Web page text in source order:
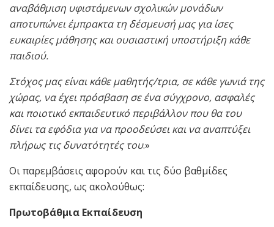
αναβάθμιση υφιστάμενων σχολικών μονάδων
αποτυπώνει έμπρακτα τη δέσμευσή μας για ίσες
ευκαιρίες μάθησης και ουσιαστική υποστήριξη κάθε
παιδιού.
Στόχος μας είναι κάθε μαθητής/τρια, σε κάθε γωνιά της
χώρας, να έχει πρόσβαση σε ένα σύγχρονο, ασφαλές
και ποιοτικό εκπαιδευτικό περιβάλλον που θα του
δίνει τα εφόδια για να προοδεύσει και να αναπτύξει
πλήρως τις δυνατότητές του.»
Οι παρεμβάσεις αφορούν και τις δύο βαθμίδες
εκπαίδευσης, ως ακολούθως:
Πρωτοβάθμια Εκπαίδευση